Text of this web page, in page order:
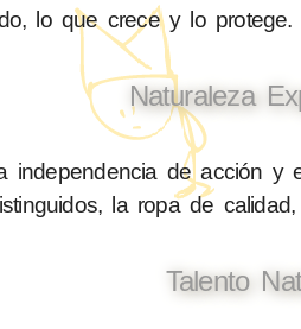
lo que crece y lo
Naturaleza
independencia de acción y
la ropa de
Talento